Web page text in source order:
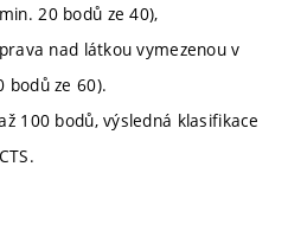
20 bodů ze 40),
nad látkou vymezenou v
bodů ze 60).
100 bodů, výsledná klasifikace